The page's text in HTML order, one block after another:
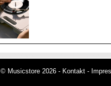
© Musicstore 2026 - Kontakt -